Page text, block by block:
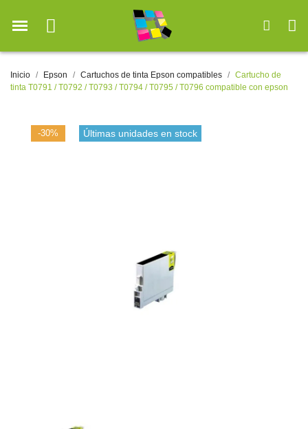
Inicio Epson Cartuchos de tinta Epson compatibles
Cartucho de
tinta T0791 / T0792 / T0793 / T0794 / T0795 / T0796 compatible con epson
-30% Últimas unidades en stock